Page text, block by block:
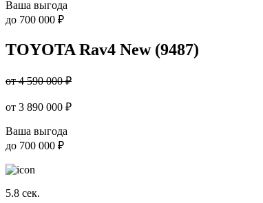
Ваша выгода
до 700 000 ₽
TOYOTA Rav4 New (9487)
от 4 590 000 ₽
от 3 890 000 ₽
Ваша выгода
до 700 000 ₽
5.8 сек.